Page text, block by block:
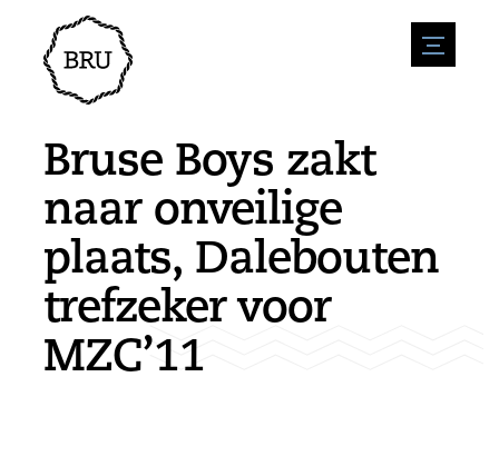
menu
Agenda
Evenement aanmelden
Overnachting
Natuur en water
Sport
Bezienswaardigheden
Historie
Bereikbaarheid
Parkeren
Leefomgeving
Ondernemen
Vacatures
Vacature plaatsen
Bedrijven
Biz Bruinisse
Nieuwsoverzicht
Stuur een nieuwsbericht in
Bruse Boys zakt
naar onveilige
plaats, Dalebouten
trefzeker voor
MZC’11